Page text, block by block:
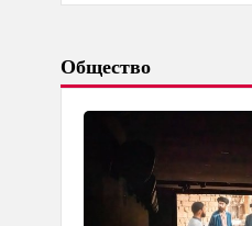
Общество